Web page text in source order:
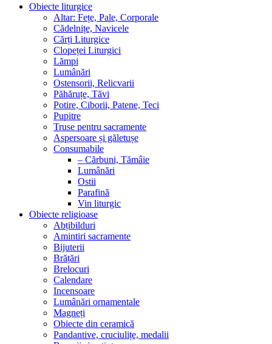
Obiecte liturgice
Altar: Fețe, Pale, Corporale
Cădelnițe, Navicele
Cărți Liturgice
Clopeței Liturgici
Lămpi
Lumânări
Ostensorii, Relicvarii
Păhăruțe, Tăvi
Potire, Ciborii, Patene, Teci
Pupitre
Truse pentru sacramente
Aspersoare și găletușe
Consumabile
– Cărbuni, Tămâie
Lumânări
Ostii
Parafină
Vin liturgic
Obiecte religioase
Abțibilduri
Amintiri sacramente
Bijuterii
Brățări
Brelocuri
Calendare
Incensoare
Lumânări ornamentale
Magneți
Obiecte din ceramică
Pandantive, cruciulițe, medalii